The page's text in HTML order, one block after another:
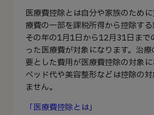
医療費控除とは自分や家族のため
療費の一部を課税所得から控除する
その年の1月1日から12月31日まで
った医療費が対象になります。治
要とした費用が医療費控除の対象
ベッド代や美容整形などは控除の
ません。
「医療費控除とは」